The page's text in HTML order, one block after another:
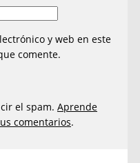
y web en este
comente.
el spam.Aprende
comentarios.